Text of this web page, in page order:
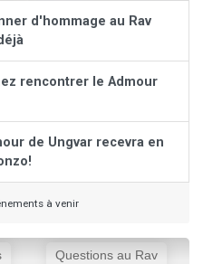
d'hommage au Rav
rencontrer le Admour
de Ungvar recevra en
à venir
Questions au Rav